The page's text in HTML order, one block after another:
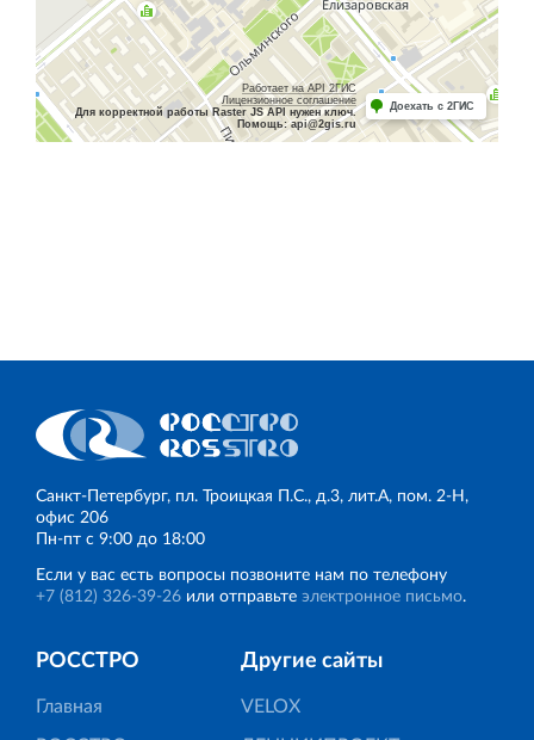
Работает на API 2ГИС
Лицензионное соглашение
Для корректной работы Raster JS API нужен ключ.
Помощь: api@2gis.ru
Доехать с 2ГИС
Санкт‐Петербург, пл. Троицкая П.С., д.3, лит.А, пом. 2-Н,
офис 206
Пн‐пт с 9:00 до 18:00
Если у вас есть вопросы позвоните нам по телефону
+7 (812) 326‐39‐26 или отправьте электронное письмо.
РОССТРО
Главная
Другие сайты
VELOX